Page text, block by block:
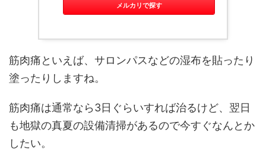
メルカリで探す
筋肉痛といえば、サロンパスなどの湿布を貼ったり
塗ったりしますね。
筋肉痛は通常なら3日ぐらいすれば治るけど、翌日
も地獄の真夏の設備清掃があるので今すぐなんとか
したい。